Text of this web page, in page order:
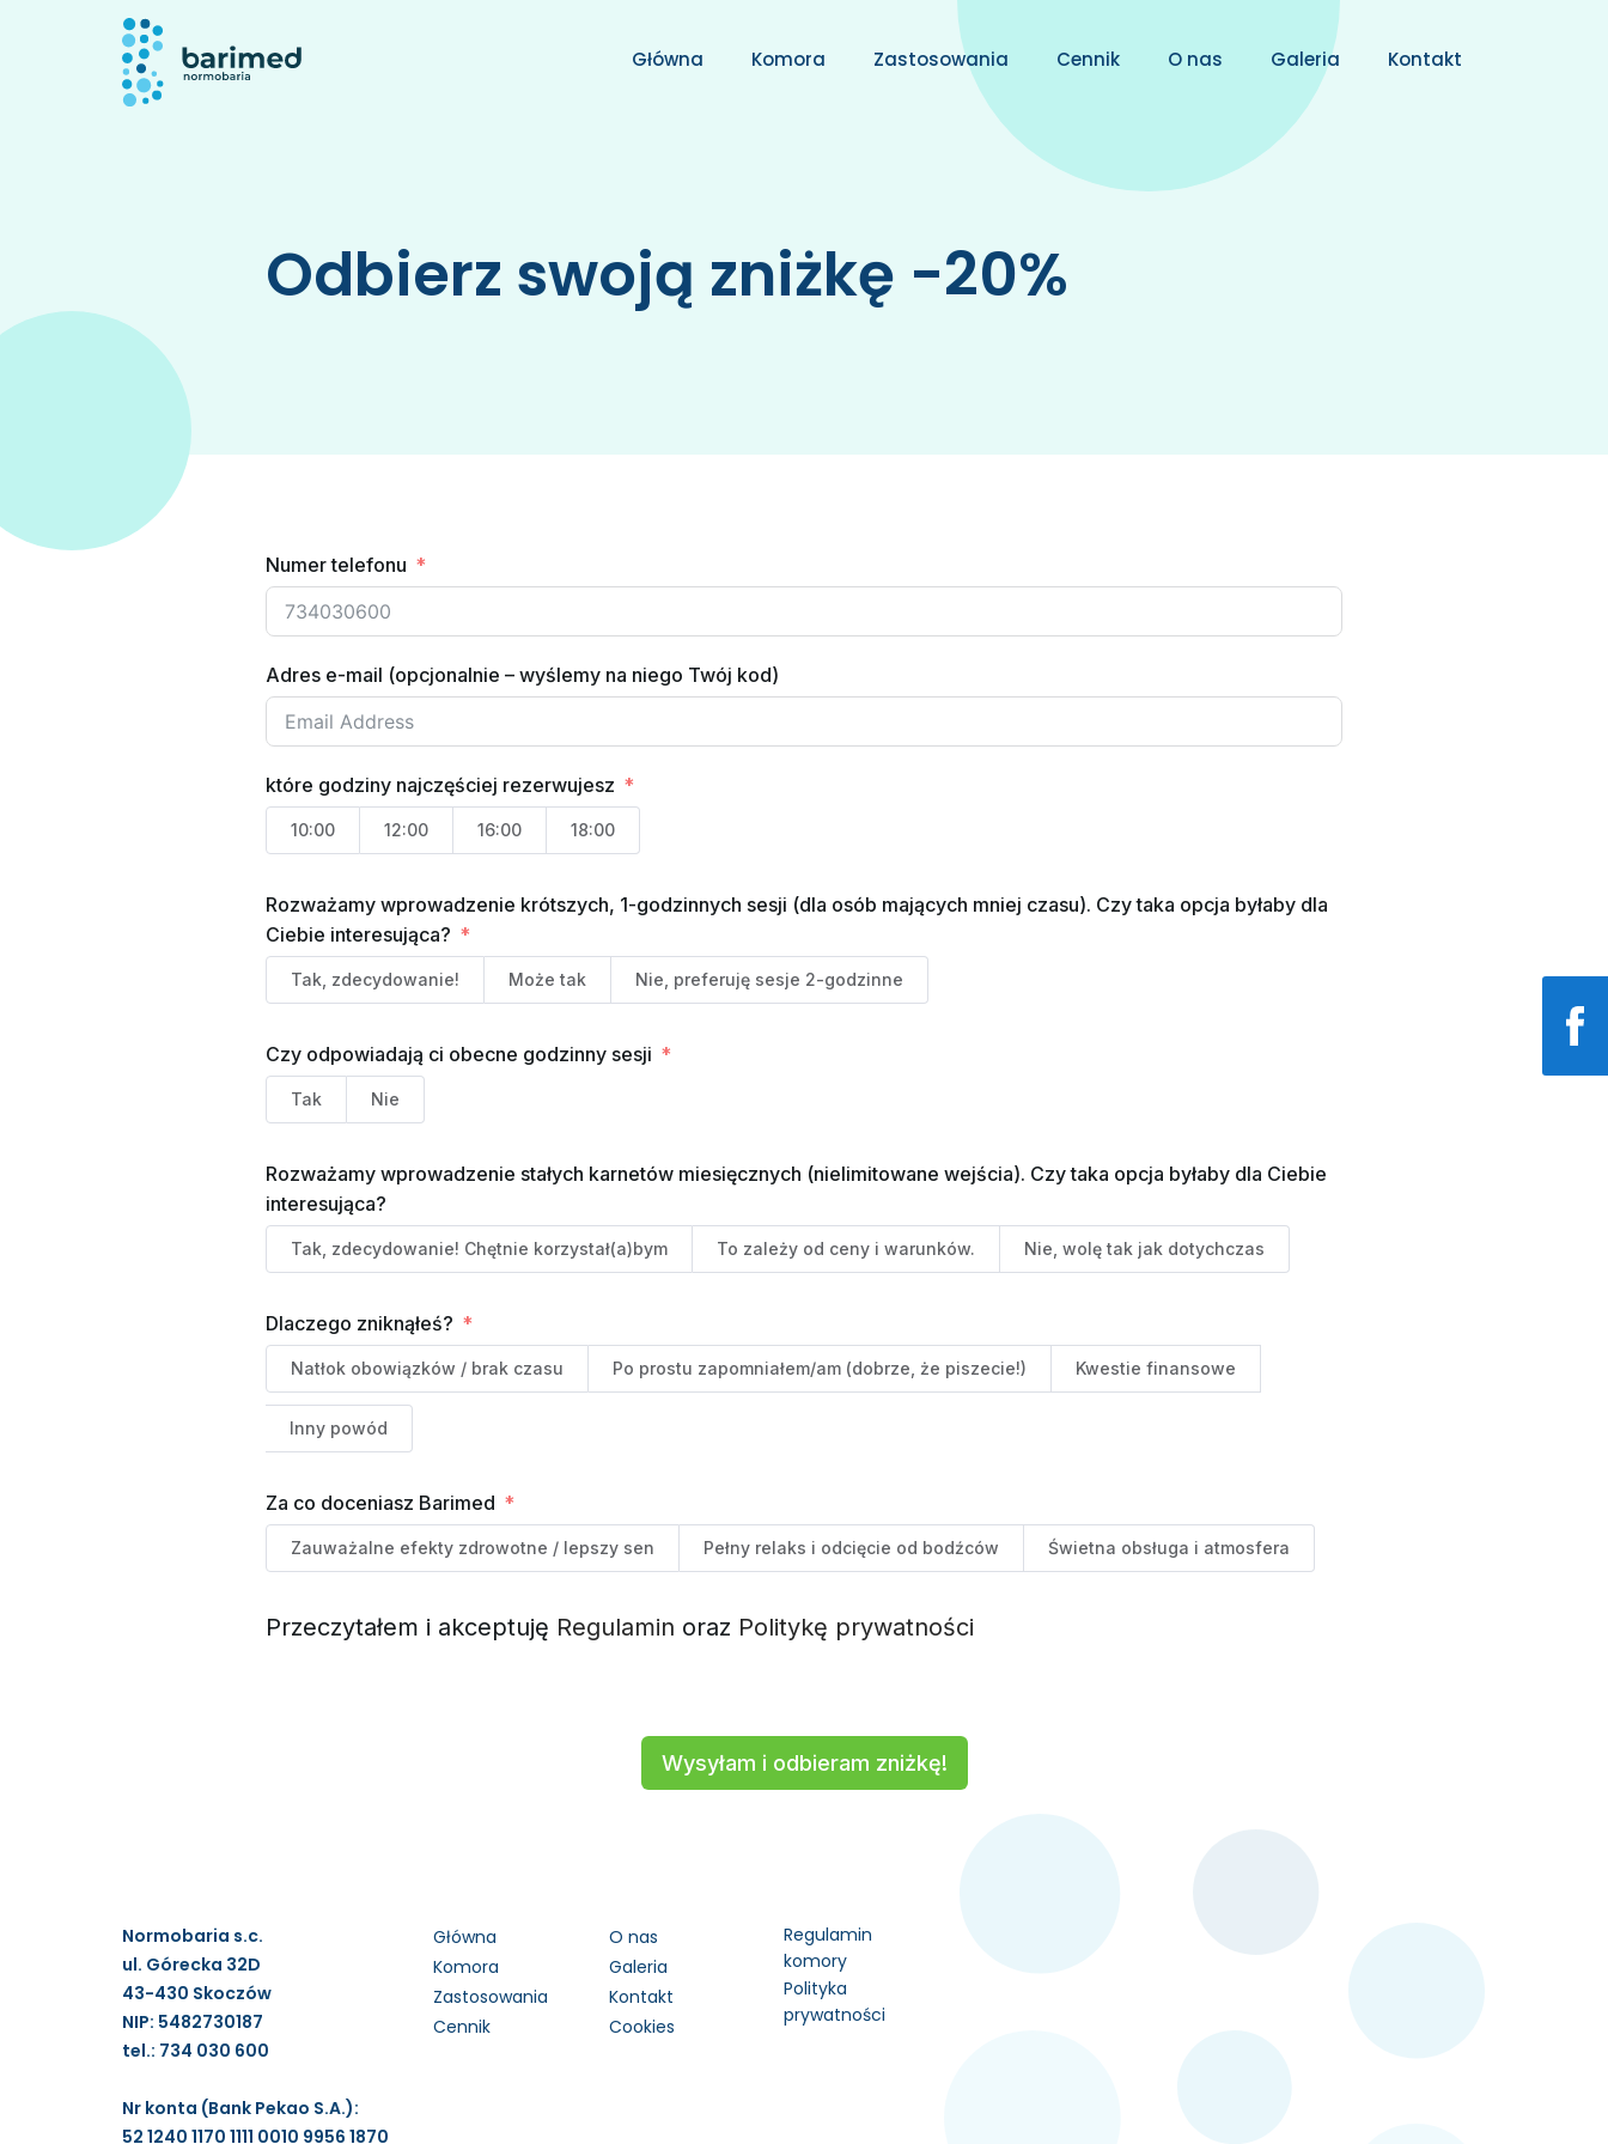
Główna Komora Zastosowania Cennik O nas Galeria Kontakt
Odbierz swoją zniżkę -20%
Numer telefonu
Adres e-mail (opcjonalnie – wyślemy na niego Twój kod)
które godziny najczęściej rezerwujesz
10:00 12:00 16:00 18:00
Rozważamy wprowadzenie krótszych, 1-godzinnych sesji (dla osób mających mniej czasu). Czy taka opcja byłaby dla
Ciebie interesująca?
Tak, zdecydowanie! Może tak Nie, preferuję sesje 2-godzinne
Czy odpowiadają ci obecne godzinny sesji
Tak Nie
Rozważamy wprowadzenie stałych karnetów miesięcznych (nielimitowane wejścia). Czy taka opcja byłaby dla Ciebie
interesująca?
Tak, zdecydowanie! Chętnie korzystał(a)bym To zależy od ceny i warunków. Nie, wolę tak jak dotychczas
Dlaczego zniknąłeś?
Natłok obowiązków / brak czasu Po prostu zapomniałem/am (dobrze, że piszecie!) Kwestie finansowe
Inny powód
Za co doceniasz Barimed
Zauważalne efekty zdrowotne / lepszy sen Pełny relaks i odcięcie od bodźców Świetna obsługa i atmosfera
Przeczytałem i akceptuję Regulamin oraz Politykę prywatności
Wysyłam i odbieram zniżkę!
Normobaria s.c.
ul. Górecka 32D
43-430 Skoczów
NIP: 5482730187
tel.: 734 030 600
Nr konta (Bank Pekao S.A.):
52 1240 1170 1111 0010 9956 1870
Główna
Komora
Zastosowania
Cennik
O nas
Galeria
Kontakt
Cookies
Regulamin
komory
Polityka
prywatności